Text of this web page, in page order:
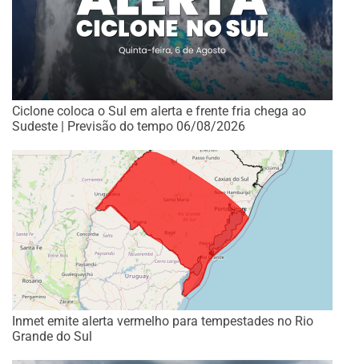
Ciclone coloca o Sul em alerta e frente fria chega ao
Sudeste | Previsão do tempo 06/08/2026
Inmet emite alerta vermelho para tempestades no Rio
Grande do Sul